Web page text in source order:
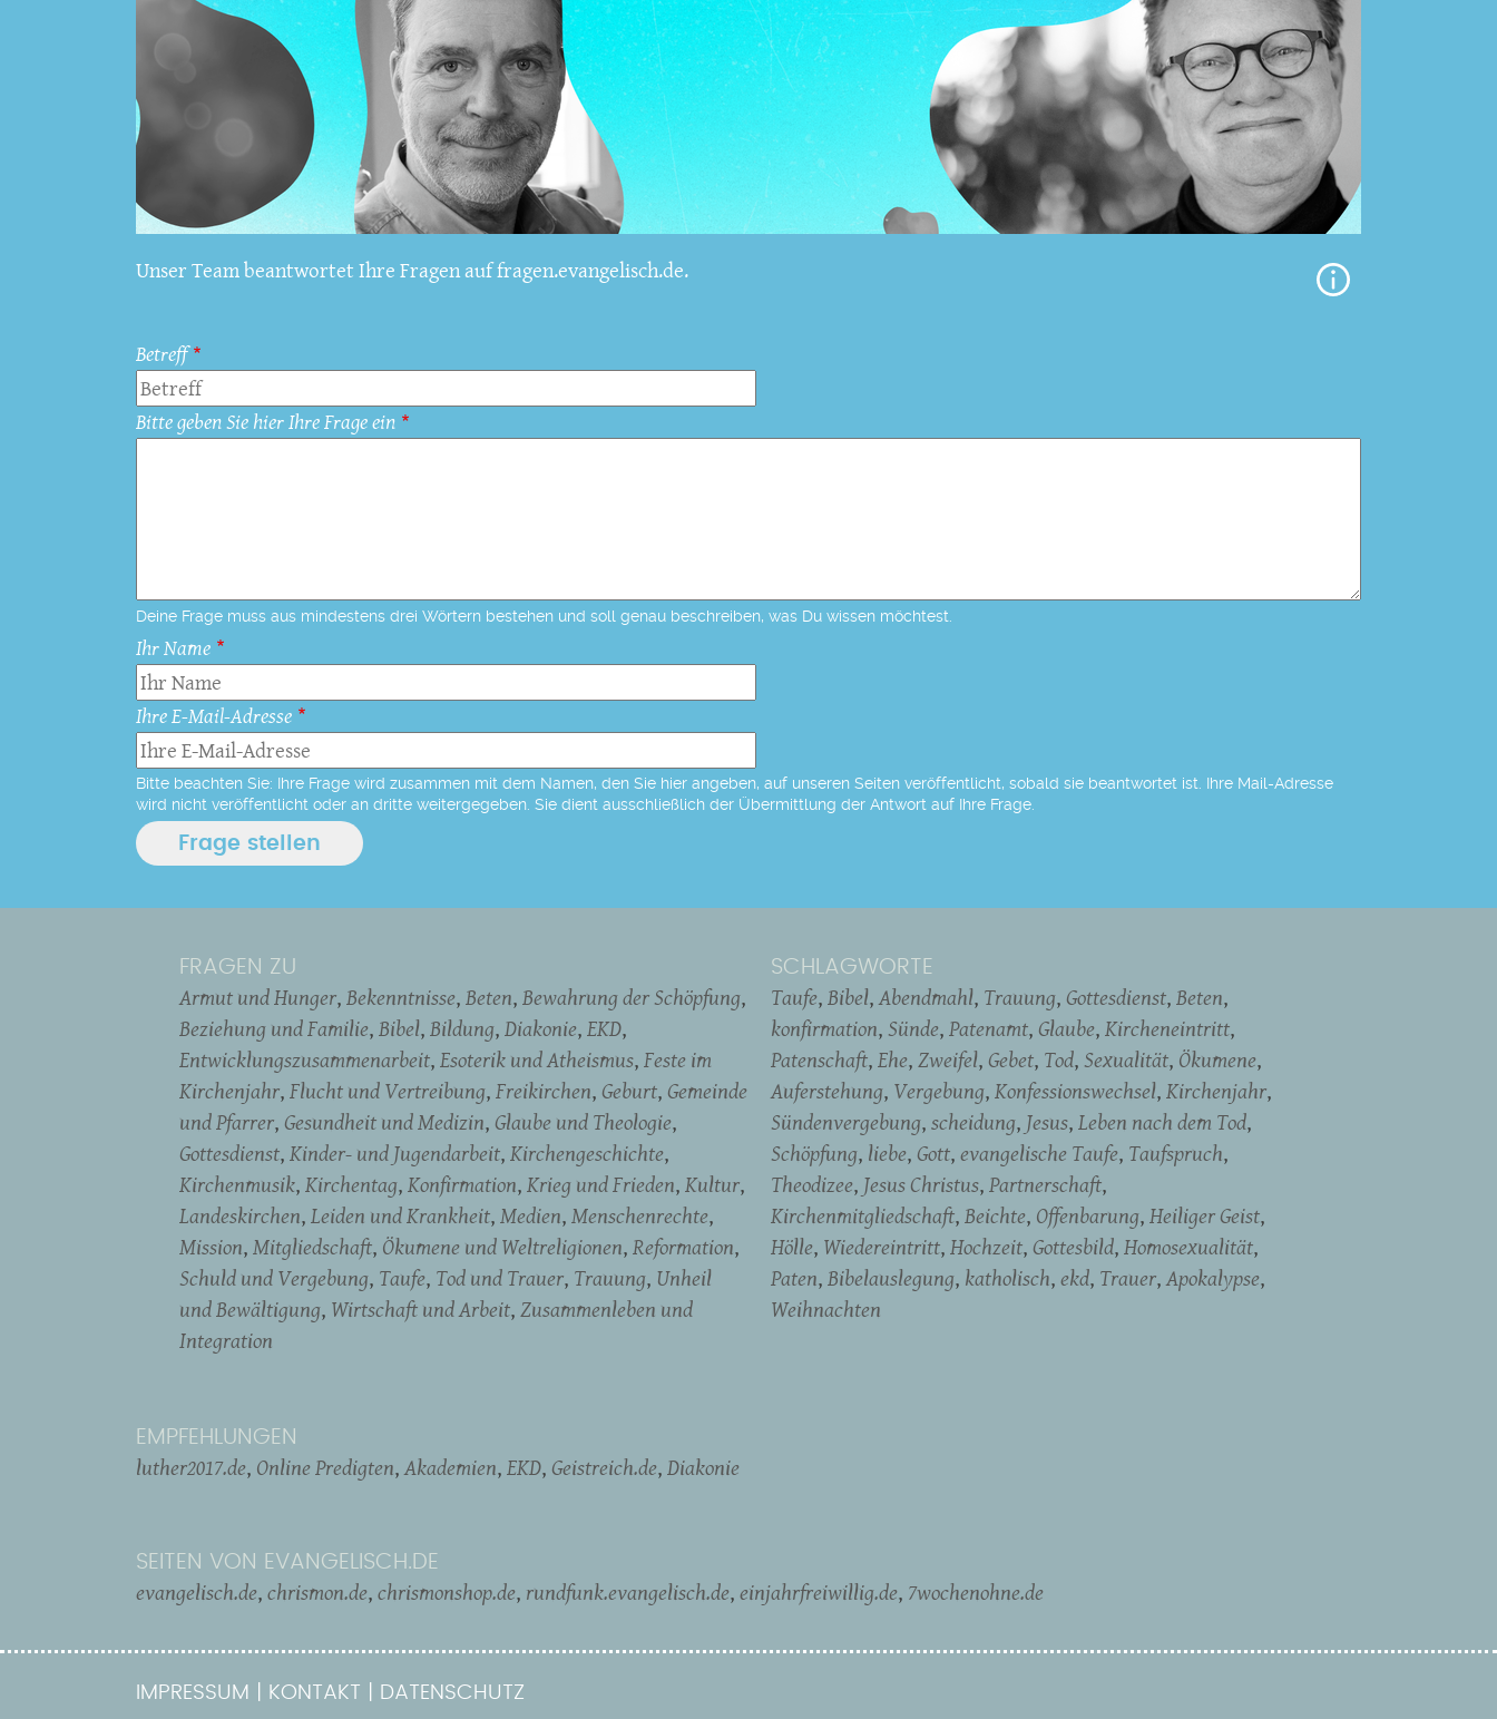
Unser Team beantwortet Ihre Fragen auf fragen.evangelisch.de.
Betreff
Bitte geben Sie hier Ihre Frage ein
Deine Frage muss aus mindestens drei Wörtern bestehen und soll genau beschreiben, was Du wissen möchtest.
Ihr Name
Ihre E-Mail-Adresse
Bitte beachten Sie: Ihre Frage wird zusammen mit dem Namen, den Sie hier angeben, auf unseren Seiten veröffentlicht, sobald sie beantwortet ist. Ihre Mail-Adresse
wird nicht veröffentlicht oder an dritte weitergegeben. Sie dient ausschließlich der Übermittlung der Antwort auf Ihre Frage.
FRAGEN ZU
Armut und Hunger Bekenntnisse Beten Bewahrung der Schöpfung
Beziehung und Familie Bibel Bildung Diakonie EKD
Entwicklungszusammenarbeit Esoterik und Atheismus Feste im
Kirchenjahr Flucht und Vertreibung Freikirchen Geburt Gemeinde
und Pfarrer Gesundheit und Medizin Glaube und Theologie
Gottesdienst Kinder- und Jugendarbeit Kirchengeschichte
Kirchenmusik Kirchentag Konfirmation Krieg und Frieden Kultur
Landeskirchen Leiden und Krankheit Medien Menschenrechte
Mission Mitgliedschaft Ökumene und Weltreligionen Reformation
Schuld und Vergebung Taufe Tod und Trauer Trauung Unheil
und Bewältigung Wirtschaft und Arbeit Zusammenleben und
Integration
SCHLAGWORTE
Taufe Bibel Abendmahl Trauung Gottesdienst Beten
konfirmation Sünde Patenamt Glaube Kircheneintritt
Patenschaft Ehe Zweifel Gebet Tod Sexualität Ökumene
Auferstehung Vergebung Konfessionswechsel Kirchenjahr
Sündenvergebung scheidung Jesus Leben nach dem Tod
Schöpfung liebe Gott evangelische Taufe Taufspruch
Theodizee Jesus Christus Partnerschaft
Kirchenmitgliedschaft Beichte Offenbarung Heiliger Geist
Hölle Wiedereintritt Hochzeit Gottesbild Homosexualität
Paten Bibelauslegung katholisch ekd Trauer Apokalypse
Weihnachten
EMPFEHLUNGEN
luther2017.de Online Predigten Akademien EKD Geistreich.de Diakonie
SEITEN VON EVANGELISCH.DE
evangelisch.de chrismon.de chrismonshop.de rundfunk.evangelisch.de einjahrfreiwillig.de 7wochenohne.de
IMPRESSUM KONTAKT DATENSCHUTZ